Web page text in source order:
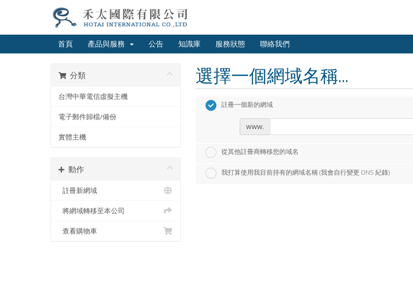
首頁 產品與服務 公告 知識庫 服務狀態 聯絡我們
分類
台灣中華電信虛擬主機
電子郵件歸檔/備份
實體主機
動作
註冊新網域
將網域轉移至本公司
查看購物車
選擇一個網域名稱...
註冊一個新的網域
www.
從其他註冊商轉移您的域名
我打算使用我目前持有的網域名稱 (我會自行變更 DNS 紀錄)